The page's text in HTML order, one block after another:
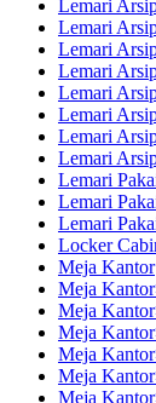
Lemari
Lemari
Lemari
Lemari
Lemari
Lemari
Lemari
Lemari
Lemari
Lemari
Lemari
Locker
Meja Kantor
Meja
Meja
Meja
Meja
Meja
Meja